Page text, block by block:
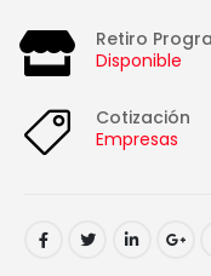
Retiro
Disponible
Cotización
Empresas